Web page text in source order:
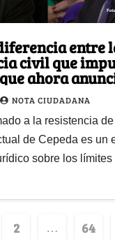
entre
civil que
ahora
NOTA CIUDADANA
a la resistencia
de Cepeda es un
sobre los límites
2 … 64